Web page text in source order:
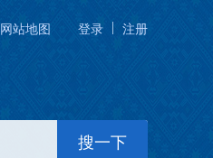
网站地图 登录 注册